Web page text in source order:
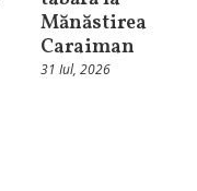
Mănăstirea
Caraiman
31 Iul, 2026